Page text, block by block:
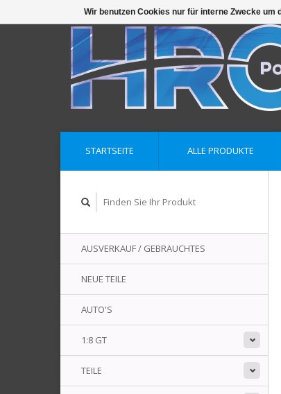
STARTSEITE ALLE PRODUKTE
AUSVERKAUF / GEBRAUCHTES
NEUE TEILE
AUTO'S
1:8 GT
TEILE
Wir benutzen Cookies nur für interne Zwecke um